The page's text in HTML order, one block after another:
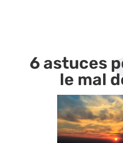
6 astuces
le mal